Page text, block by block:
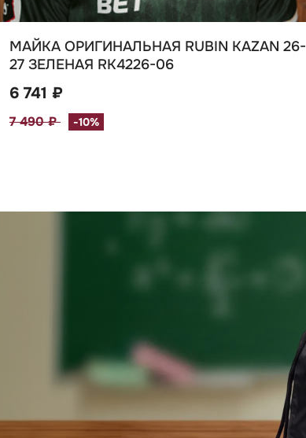
МАЙКА ОРИГИНАЛЬНАЯ RUBIN KAZAN 26-
27 ЗЕЛЕНАЯ RK4226-06
6 741 ₽
7 490 ₽ -10%